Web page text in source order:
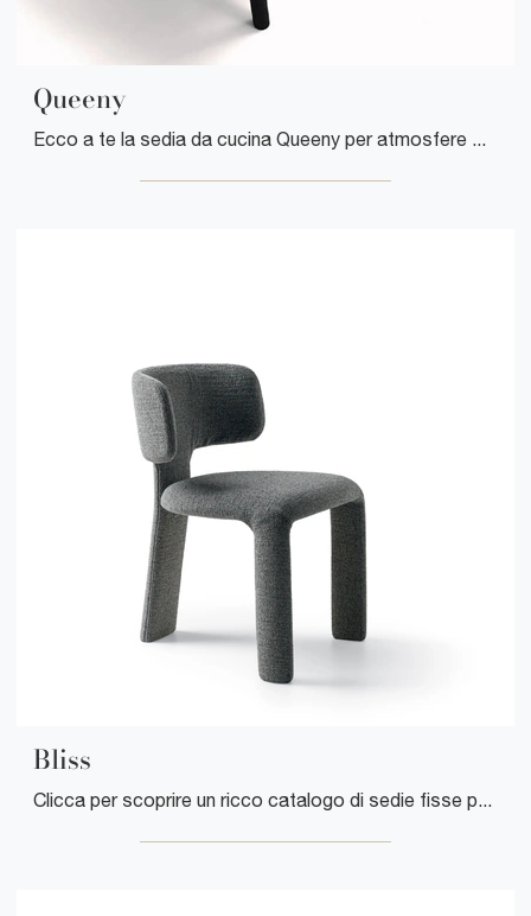
Queeny
Ecco a te la sedia da cucina Queeny per atmosfere moderne, tra le più esclusive Sedie fisse di Arrital.
Bliss
Clicca per scoprire un ricco catalogo di sedie fisse per stanze design: il modello Bliss di Ditre Italia ti aspetta!